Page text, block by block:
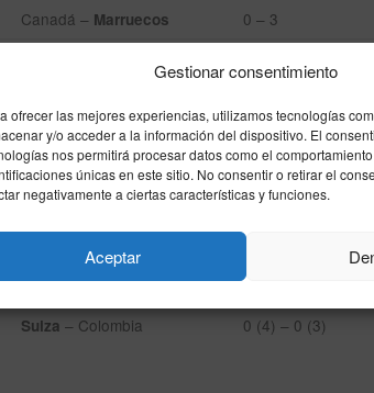
Gestionar consentimiento
ofrecer las mejores experiencias, utilizamos tecnologías
y/o acceder a la información del dispositivo. El
nos permitirá procesar datos como el
únicas en este sitio. No consentir o retirar el
negativamente a ciertas características y funciones.
Aceptar
Canadá – Marruecos
0 – 3
México –Inglaterra
2 – 3
Portugal –España
0 – 1
Argentina– Egipto 3 – 2
Suiza – Colombia 0 (4) – 0 (3)